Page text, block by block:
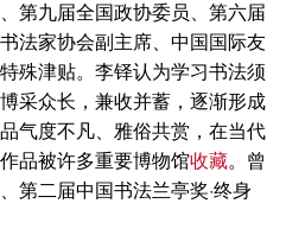
第九届全国政协委员、第六届
法家协会副主席、中国国际友
殊津贴。李铎认为学习书法须
采众长，兼收并蓄，逐渐形成
气度不凡、雅俗共赏，在当代
品被许多重要博物馆收藏。曾
第二届中国书法兰亭奖·终身